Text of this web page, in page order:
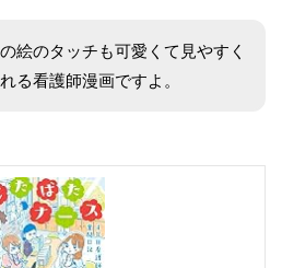
絵のタッチも可愛くて見やすく
る看護師漫画ですよ。